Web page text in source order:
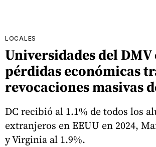
LOCALES
Universidades del
pérdidas económicas
revocaciones masivas
DC recibió al 1.1% de todos los
extranjeros en EEUU en 2024,
y Virginia al 1.9%.